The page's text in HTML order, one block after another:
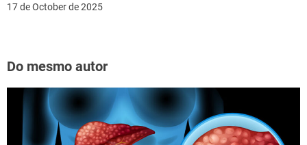
17 de October de 2025
Do mesmo autor